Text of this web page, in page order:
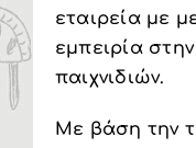
εταιρεία με
εμπειρία
παιχνιδιών.
Με βάση την